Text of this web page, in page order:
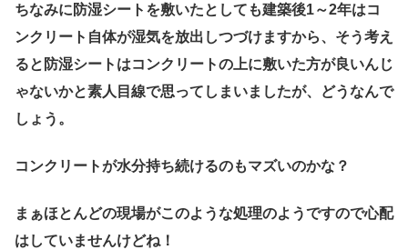
ちなみに防湿シートを敷いたとしても建築後1～2年はコ
ンクリート自体が湿気を放出しつづけますから、そう考え
ると防湿シートはコンクリートの上に敷いた方が良いんじ
ゃないかと素人目線で思ってしまいましたが、どうなんで
しょう。
コンクリートが水分持ち続けるのもマズいのかな？
まぁほとんどの現場がこのような処理のようですので心配
はしていませんけどね！